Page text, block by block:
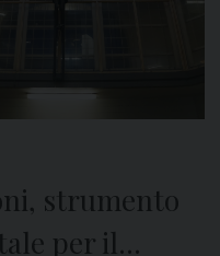
strumento
per il